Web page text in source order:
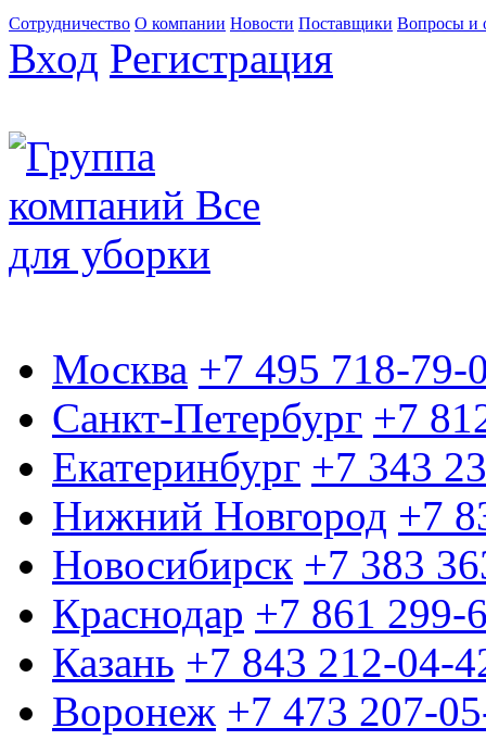
Сотрудничество О компании Новости Поставщики Вопросы и
Вход Регистрация
Москва +7 495 718-79-
Санкт-Петербург +7
Екатеринбург +7 343
Нижний Новгород +7
Новосибирск +7 383
Краснодар +7 861 299-
Казань +7 843 212-04-
Воронеж +7 473 207-